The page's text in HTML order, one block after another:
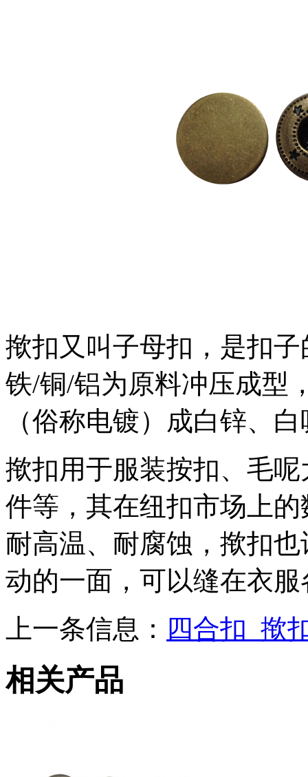
揿扣又叫子母扣，是扣
铁/铜/铝为原料冲压成型
（俗称电镀）成白锌、
揿扣用于服装按扣、毛
件等，其在纽扣市场上
耐高温、耐腐蚀，揿扣
动的一面，可以缝在衣
上一条信息： 四合扣_揿
相关产品